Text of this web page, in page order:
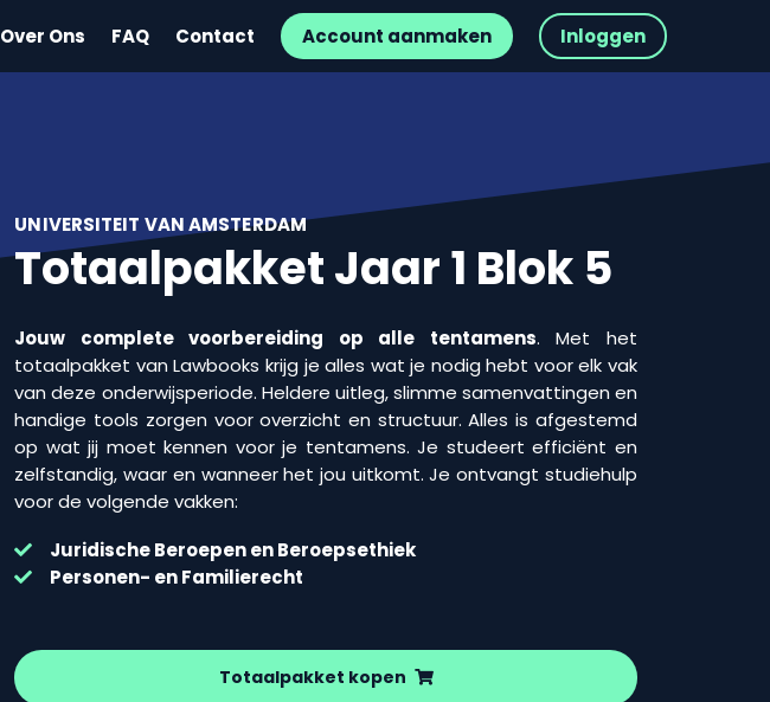
Over Ons FAQ Contact Account aanmaken Inloggen
UNIVERSITEIT VAN AMSTERDAM
Totaalpakket Jaar 1 Blok 5
Jouw complete voorbereiding op alle tentamens. Met het
totaalpakket van Lawbooks krijg je alles wat je nodig hebt voor elk vak
van deze onderwijsperiode. Heldere uitleg, slimme samenvattingen en
handige tools zorgen voor overzicht en structuur. Alles is afgestemd
op wat jij moet kennen voor je tentamens. Je studeert efficiënt en
zelfstandig, waar en wanneer het jou uitkomt. Je ontvangt studiehulp
voor de volgende vakken:
Juridische Beroepen en Beroepsethiek
Personen- en Familierecht
Totaalpakket kopen